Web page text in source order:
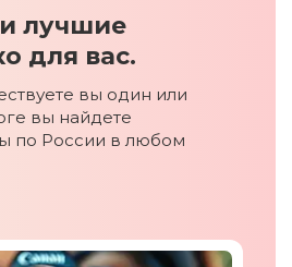
лучшие
для вас.
вы один или
вы найдете
по России в любом